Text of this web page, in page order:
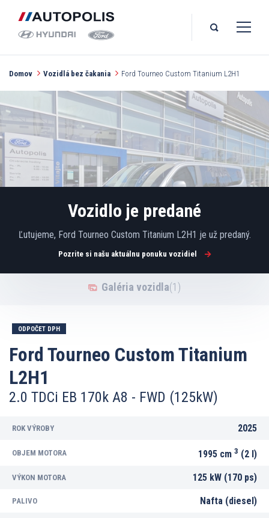
Domov Vozidlá bez čakania Ford Tourneo Custom Titanium L2H1
Vozidlo je predané
Ľutujeme, Ford Tourneo Custom Titanium L2H1 je už predaný.
Pozrite si našu aktuálnu ponuku vozidiel
Galéria vozidla(1)
ODPOČET DPH
Ford Tourneo Custom Titanium
L2H1
2.0 TDCi EB 170k A8 - FWD (125kW)
ROK VÝROBY 2025
OBJEM MOTORA 1995 cm 3 (2 l)
VÝKON MOTORA 125 kW (170 ps)
PALIVO Nafta (diesel)